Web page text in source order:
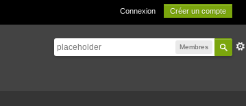
Connexion Créer un compte
Membres